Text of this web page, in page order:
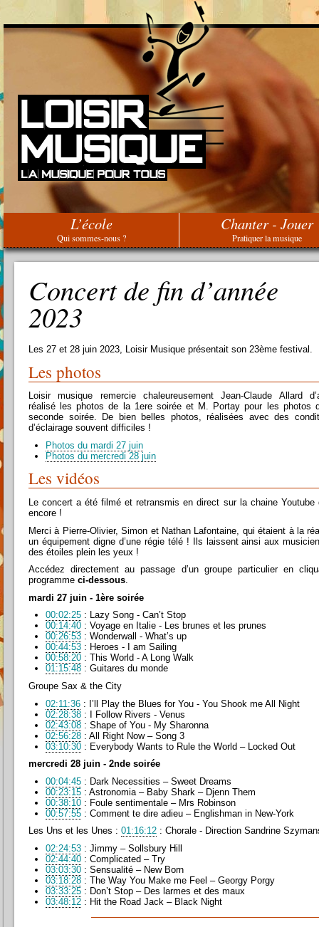
L’école
Qui sommes-nous ?
Chanter - Jouer
Pratiquer la musique
Concert de fin d’année
2023
Les 27 et 28 juin 2023, Loisir Musique présentait son 23ème festival.
Les photos
Loisir musique remercie chaleureusement Jean-Claude Allard
réalisé les photos de la 1ere soirée et M. Portay pour les photos
seconde soirée. De bien belles photos, réalisées avec des
d’éclairage souvent difficiles !
Photos du mardi 27 juin
Photos du mercredi 28 juin
Les vidéos
Le concert a été filmé et retransmis en direct sur la chaine
encore !
Merci à Pierre-Olivier, Simon et Nathan Lafontaine, qui étaient à la
un équipement digne d’une régie télé ! Ils laissent ainsi aux
des étoiles plein les yeux !
Accédez directement au passage d’un groupe particulier en
programme ci-dessous.
mardi 27 juin - 1ère soirée
00:02:25 : Lazy Song - Can’t Stop
00:14:40 : Voyage en Italie - Les brunes et les prunes
00:26:53 : Wonderwall - What’s up
00:44:53 : Heroes - I am Sailing
00:58:20 : This World - A Long Walk
01:15:48 : Guitares du monde
Groupe Sax & the City
02:11:36 : I’ll Play the Blues for You - You Shook me All Night
02:28:38 : I Follow Rivers - Venus
02:43:08 : Shape of You - My Sharonna
02:56:28 : All Right Now – Song 3
03:10:30 : Everybody Wants to Rule the World – Locked Out
mercredi 28 juin - 2nde soirée
00:04:45 : Dark Necessities – Sweet Dreams
00:23:15 : Astronomia – Baby Shark – Djenn Them
00:38:10 : Foule sentimentale – Mrs Robinson
00:57:55 : Comment te dire adieu – Englishman in New-York
Les Uns et les Unes : 01:16:12 : Chorale - Direction Sandrine
02:24:53 : Jimmy – Sollsbury Hill
02:44:40 : Complicated – Try
03:03:30 : Sensualité – New Born
03:18:28 : The Way You Make me Feel – Georgy Porgy
03:33:25 : Don’t Stop – Des larmes et des maux
03:48:12 : Hit the Road Jack – Black Night